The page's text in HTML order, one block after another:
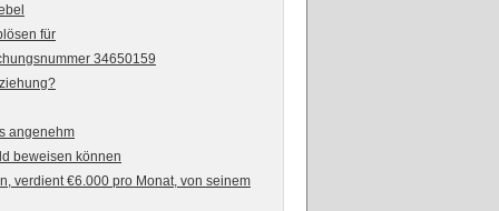
für
34650159
angenehm
beweisen können
verdient €6.000 pro Monat, von seinem